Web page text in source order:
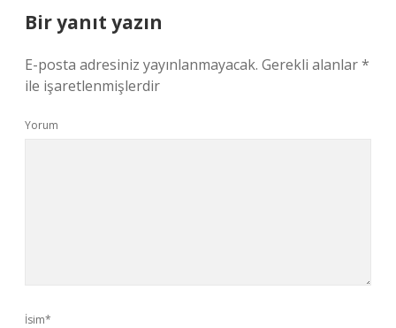
Bir yanıt yazın
E-posta adresiniz yayınlanmayacak. Gerekli alanlar*
ile işaretlenmişlerdir
Yorum
İsim*